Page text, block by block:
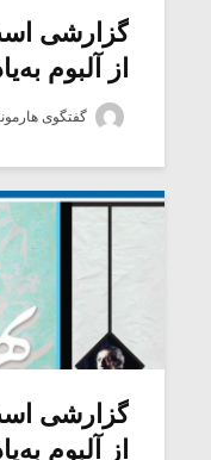
گزارشی
از آلبوم
گفتگوی
گزارشی
از آلبوم
شیش
اگر